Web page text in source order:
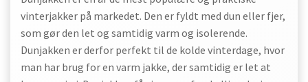
vinterjakker på markedet. Den er fyldt med dun eller fjer,
som gør den let og samtidig varm og isolerende.
Dunjakken er derfor perfekt til de kolde vinterdage, hvor
man har brug for en varm jakke, der samtidig er let at